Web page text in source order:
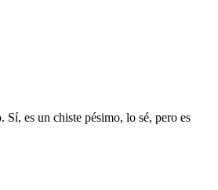
es un chiste pésimo, lo sé, pero es